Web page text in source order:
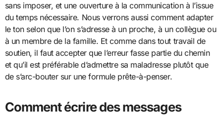
sans imposer, et une ouverture à la communication à l’issue
du temps nécessaire. Nous verrons aussi comment adapter
le ton selon que l’on s’adresse à un proche, à un collègue ou
à un membre de la famille. Et comme dans tout travail de
soutien, il faut accepter que l’erreur fasse partie du chemin
et qu’il est préférable d’admettre sa maladresse plutôt que
de s’arc-bouter sur une formule prête-à-penser.
Comment écrire des messages